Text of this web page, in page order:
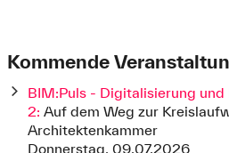
Kommende
BIM:Puls - Digitalisierung
2: Auf dem Weg zur
Architektenkammer
Donnerstag, 09.07.2026